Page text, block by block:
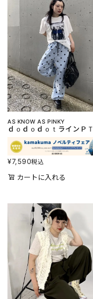
AS KNOW AS PINKY
ｄｏｄｏｄｏｔラインＰＴ
¥7,590税込
カートに入れる